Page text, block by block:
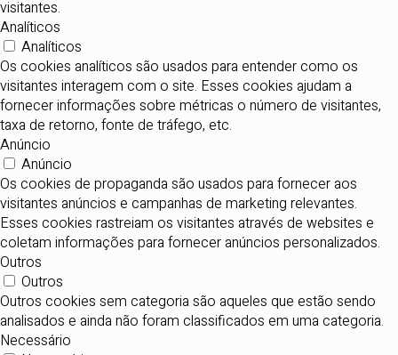
visitantes.
Analíticos
Analíticos
Os cookies analíticos são usados para entender como os
visitantes interagem com o site. Esses cookies ajudam a
fornecer informações sobre métricas o número de visitantes,
taxa de retorno, fonte de tráfego, etc.
Anúncio
Anúncio
Os cookies de propaganda são usados para fornecer aos
visitantes anúncios e campanhas de marketing relevantes.
Esses cookies rastreiam os visitantes através de websites e
coletam informações para fornecer anúncios personalizados.
Outros
Outros
Outros cookies sem categoria são aqueles que estão sendo
analisados e ainda não foram classificados em uma categoria.
Necessário